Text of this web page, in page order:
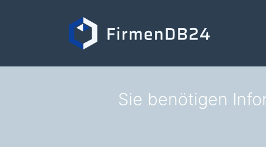
Sie benötigen